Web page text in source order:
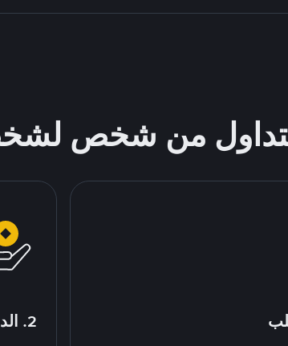
من شخص
2. الدفع للبائع